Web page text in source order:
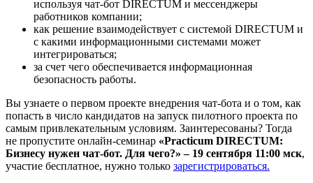
используя чат-бот DIRECTUM и мессенджеры
работников компании;
как решение взаимодействует с системой DIRECTUM и
с какими информационными системами может
интегрироваться;
за счет чего обеспечивается информационная
безопасность работы.
Вы узнаете о первом проекте внедрения чат-бота и о том, как
попасть в число кандидатов на запуск пилотного проекта по
самым привлекательным условиям. Заинтересованы? Тогда
не пропустите онлайн-семинар «Practicum DIRECTUM:
Бизнесу нужен чат-бот. Для чего?» – 19 сентября 11:00 мск,
участие бесплатное, нужно только зарегистрироваться.